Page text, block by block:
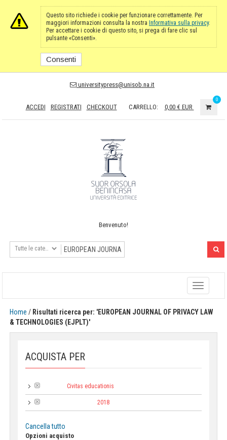
Questo sito richiede i cookie per funzionare correttamente. Per
maggiori informazioni consulta la nostra Informativa sulla privacy.
Per accettare i cookie di questo sito, si prega di fare clic sul
pulsante «Consenti».
Consenti
universitypress@unisob.na.it
ACCEDI REGISTRATI CHECKOUT CARRELLO: 0,00 € EUR
0
Benvenuto!
Toggle
navigation
Home / Risultati ricerca per: 'EUROPEAN JOURNAL OF PRIVACY LAW
& TECHNOLOGIES (EJPLT)'
ACQUISTA PER
Civitas educationis
2018
Cancella tutto
Opzioni acquisto